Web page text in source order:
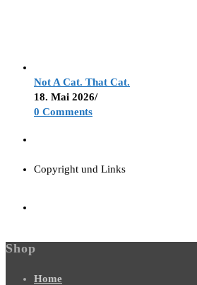
Not A Cat. That Cat.
18. Mai 2026/
0 Comments
Copyright und Links
Shop
Home